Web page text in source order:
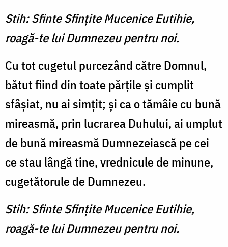
Stih: Sfinte Sfinţite Mucenice Eutihie,
roagă-te lui Dumnezeu pentru noi.
Cu tot cugetul purcezând către Domnul,
bătut fiind din toate părţile şi cumplit
sfâşiat, nu ai simţit; şi ca o tămâie cu bună
mireasmă, prin lucrarea Duhului, ai umplut
de bună mireasmă Dumnezeiască pe cei
ce stau lângă tine, vrednicule de minune,
cugetătorule de Dumnezeu.
Stih: Sfinte Sfinţite Mucenice Eutihie,
roagă-te lui Dumnezeu pentru noi.